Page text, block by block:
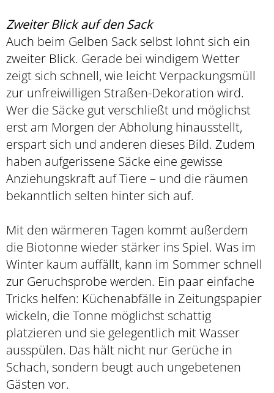
Zweiter Blick auf den Sack
Auch beim Gelben Sack selbst lohnt sich ein
zweiter Blick. Gerade bei windigem Wetter
zeigt sich schnell, wie leicht Verpackungsmüll
zur unfreiwilligen Straßen-Dekoration wird.
Wer die Säcke gut verschließt und möglichst
erst am Morgen der Abholung hinausstellt,
erspart sich und anderen dieses Bild. Zudem
haben aufgerissene Säcke eine gewisse
Anziehungskraft auf Tiere – und die räumen
bekanntlich selten hinter sich auf.
Mit den wärmeren Tagen kommt außerdem
die Biotonne wieder stärker ins Spiel. Was im
Winter kaum auffällt, kann im Sommer schnell
zur Geruchsprobe werden. Ein paar einfache
Tricks helfen: Küchenabfälle in Zeitungspapier
wickeln, die Tonne möglichst schattig
platzieren und sie gelegentlich mit Wasser
ausspülen. Das hält nicht nur Gerüche in
Schach, sondern beugt auch ungebetenen
Gästen vor.